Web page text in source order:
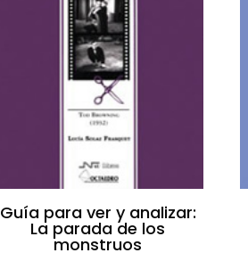
Guía para ver y analizar:
La parada de los
monstruos